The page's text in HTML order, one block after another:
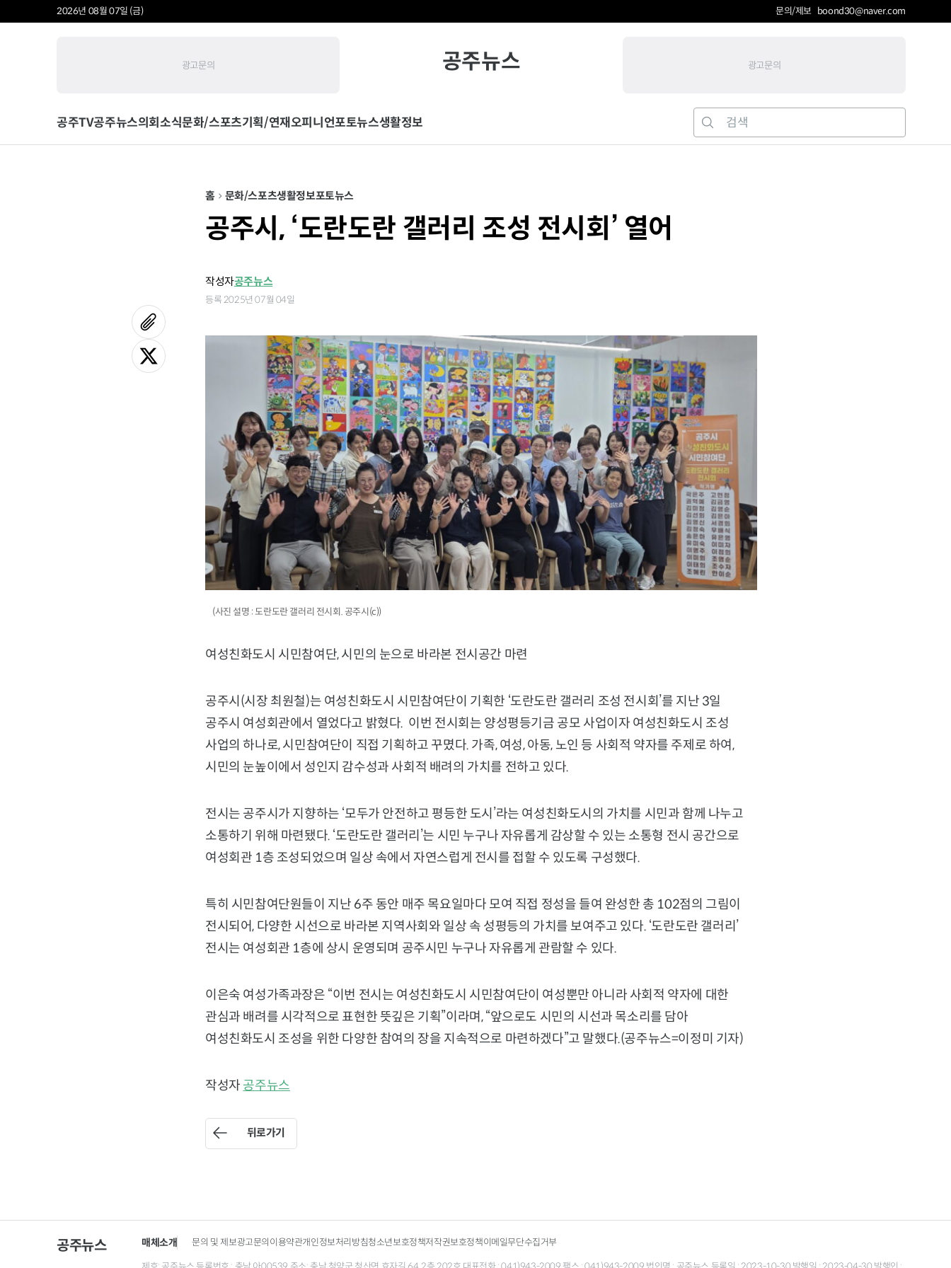
2026년 08월 07일 (금) 문의/제보 boond30@naver.com
광고문의 공주뉴스 광고문의
공주TV공주뉴스의회소식문화/스포츠기획/연재오피니언포토뉴스생활정보
홈 문화/스포츠생활정보포토뉴스
공주시, ‘도란도란 갤러리 조성 전시회’ 열어
작성자공주뉴스
등록 2025년 07월 04일
(사진 설명 : 도란도란 갤러리 전시회. 공주시(c))
여성친화도시 시민참여단, 시민의 눈으로 바라본 전시공간 마련
공주시(시장 최원철)는 여성친화도시 시민참여단이 기획한 ‘도란도란 갤러리 조성 전시회’를 지난 3일
공주시 여성회관에서 열었다고 밝혔다. 이번 전시회는 양성평등기금 공모 사업이자 여성친화도시 조성
사업의 하나로, 시민참여단이 직접 기획하고 꾸몄다. 가족, 여성, 아동, 노인 등 사회적 약자를 주제로 하여,
시민의 눈높이에서 성인지 감수성과 사회적 배려의 가치를 전하고 있다.
전시는 공주시가 지향하는 ‘모두가 안전하고 평등한 도시’라는 여성친화도시의 가치를 시민과 함께 나누고
소통하기 위해 마련됐다. ‘도란도란 갤러리’는 시민 누구나 자유롭게 감상할 수 있는 소통형 전시 공간으로
여성회관 1층 조성되었으며 일상 속에서 자연스럽게 전시를 접할 수 있도록 구성했다.
특히 시민참여단원들이 지난 6주 동안 매주 목요일마다 모여 직접 정성을 들여 완성한 총 102점의 그림이
전시되어, 다양한 시선으로 바라본 지역사회와 일상 속 성평등의 가치를 보여주고 있다. ‘도란도란 갤러리’
전시는 여성회관 1층에 상시 운영되며 공주시민 누구나 자유롭게 관람할 수 있다.
이은숙 여성가족과장은 “이번 전시는 여성친화도시 시민참여단이 여성뿐만 아니라 사회적 약자에 대한
관심과 배려를 시각적으로 표현한 뜻깊은 기획”이라며, “앞으로도 시민의 시선과 목소리를 담아
여성친화도시 조성을 위한 다양한 참여의 장을 지속적으로 마련하겠다”고 말했다.(공주뉴스=이정미 기자)
작성자 공주뉴스
뒤로가기
공주뉴스 매체소개 문의 및 제보광고문의이용약관개인정보처리방침청소년보호정책저작권보호정책이메일무단수집거부